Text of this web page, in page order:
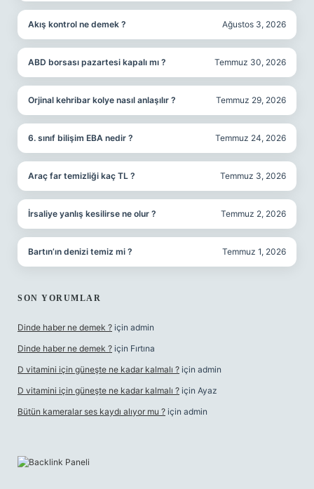
Akış kontrol ne demek ? Ağustos 3, 2026
ABD borsası pazartesi kapalı mı ? Temmuz 30, 2026
Orjinal kehribar kolye nasıl anlaşılır ? Temmuz 29, 2026
6. sınıf bilişim EBA nedir ? Temmuz 24, 2026
Araç far temizliği kaç TL ? Temmuz 3, 2026
İrsaliye yanlış kesilirse ne olur ? Temmuz 2, 2026
Bartın’ın denizi temiz mi ? Temmuz 1, 2026
SON YORUMLAR
Dinde haber ne demek ? için admin
Dinde haber ne demek ? için Fırtına
D vitamini için güneşte ne kadar kalmalı ? için admin
D vitamini için güneşte ne kadar kalmalı ? için Ayaz
Bütün kameralar ses kaydı alıyor mu ? için admin